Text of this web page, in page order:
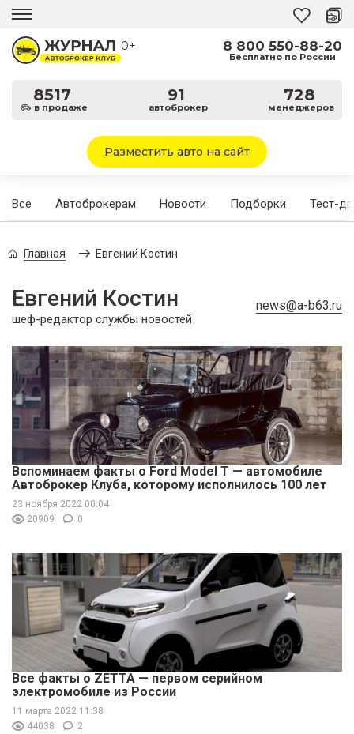
0+
8517
в продаже
91
автоброкер
728
менеджеров
8 800 550-88-20
Бесплатно по России
Разместить авто на сайт
Все Автоброкерам Новости Подборки Тест-
Главная Евгений Костин
Евгений Костин
шеф-редактор службы новостей
news@a-b63.ru
Вспоминаем факты о Ford Model T — автомобиле
Автоброкер Клуба, которому исполнилось 100 лет
23 ноября 2022 00:04
20909
0
Все факты о ZETTA — первом серийном
электромобиле из России
11 марта 2022 11:38
44038
2